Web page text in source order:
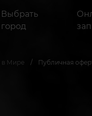
Выбрать
город
в Мире Публичная